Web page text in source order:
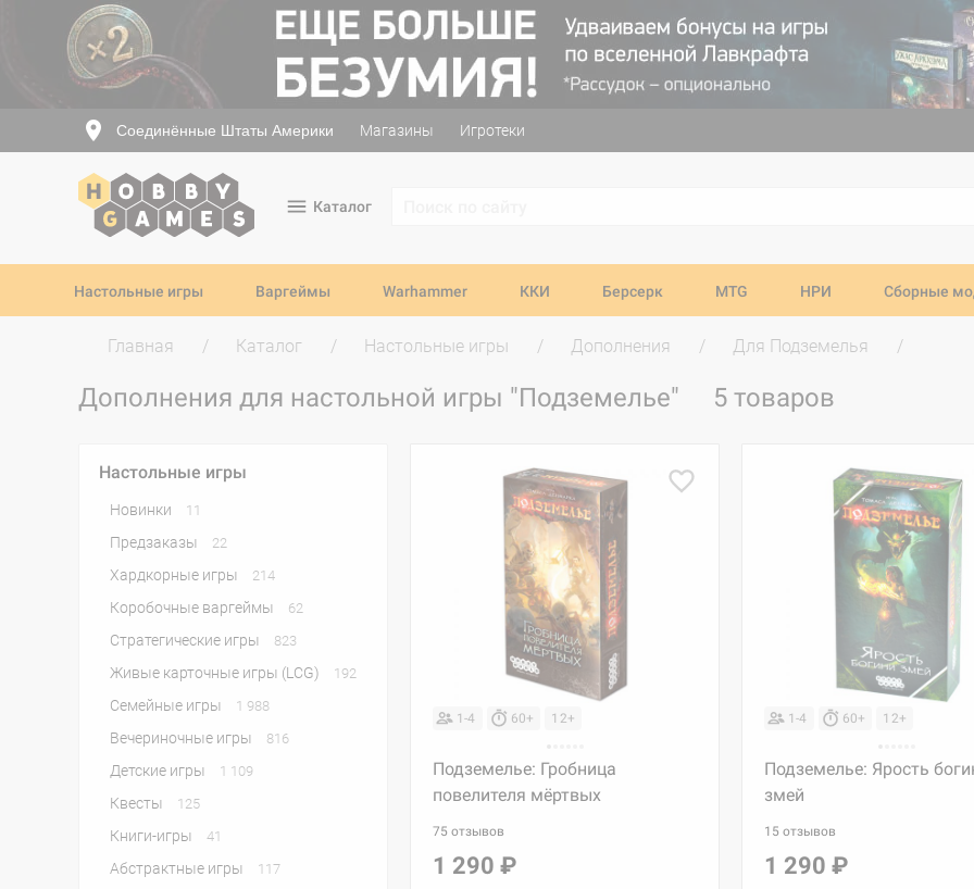
Соединённые Штаты Америки Магазины Игротеки
Каталог
Настольные игры Варгеймы Warhammer ККИ Берсерк MTG НРИ Сборные
Главная Каталог Настольные игры Дополнения Для Подземелья
Дополнения для настольной игры "Подземелье" 5 товаров
Настольные игры
Новинки 11
Предзаказы 22
Хардкорные игры 214
Коробочные варгеймы 62
Стратегические игры 823
Живые карточные игры (LCG) 192
Семейные игры 1 988
Вечериночные игры 816
Детские игры 1 109
Квесты 125
Книги-игры 41
Абстрактные игры 117
1-4 60+ 12+
Подземелье: Гробница
повелителя мёртвых
75 отзывов
1 290 ₽
1-4 60+ 12+
Подземелье: Ярость
змей
15 отзывов
1 290 ₽